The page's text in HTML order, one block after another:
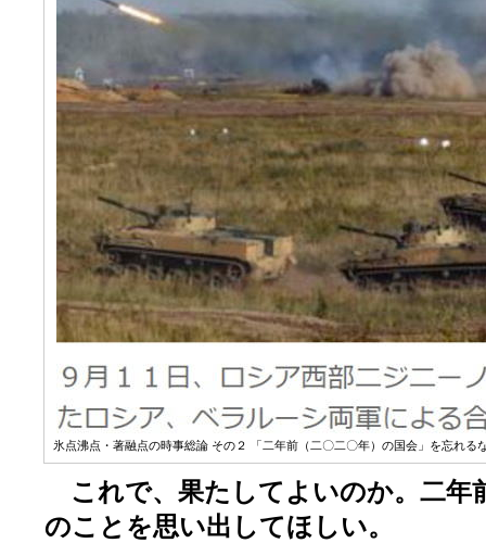
氷点沸点・著融点の時事総論 その２ 「二年前（二〇二〇年）の国会」を忘れる
これで、果たしてよいのか。二年
のことを思い出してほしい。